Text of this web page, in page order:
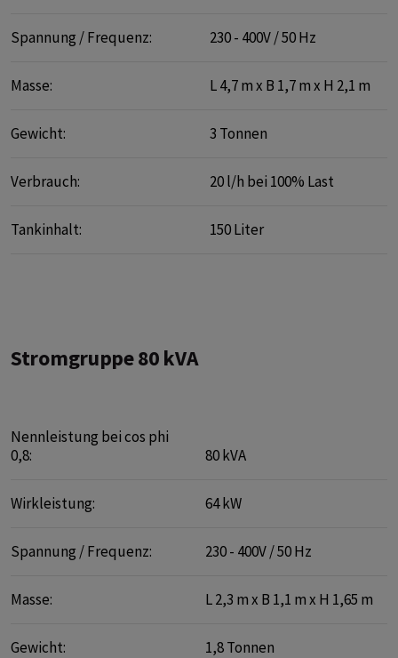
Spannung / Frequenz: 230 - 400V / 50 Hz
Masse: L 4,7 m x B 1,7 m x H 2,1 m
Gewicht: 3 Tonnen
Verbrauch: 20 l/h bei 100% Last
Tankinhalt: 150 Liter
Stromgruppe 80 kVA
Nennleistung bei cos phi
0,8:
80 kVA
Wirkleistung: 64 kW
Spannung / Frequenz: 230 - 400V / 50 Hz
Masse: L 2,3 m x B 1,1 m x H 1,65 m
Gewicht: 1,8 Tonnen